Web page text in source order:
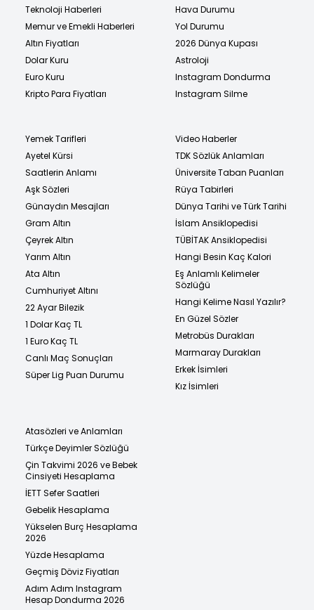
Teknoloji Haberleri
Memur ve Emekli Haberleri
Altın Fiyatları
Dolar Kuru
Euro Kuru
Kripto Para Fiyatları
Hava Durumu
Yol Durumu
2026 Dünya Kupası
Astroloji
Instagram Dondurma
Instagram Silme
Yemek Tarifleri
Ayetel Kürsi
Saatlerin Anlamı
Aşk Sözleri
Günaydın Mesajları
Gram Altın
Çeyrek Altın
Yarım Altın
Ata Altın
Cumhuriyet Altını
22 Ayar Bilezik
1 Dolar Kaç TL
1 Euro Kaç TL
Canlı Maç Sonuçları
Süper Lig Puan Durumu
Video Haberler
TDK Sözlük Anlamları
Üniversite Taban Puanları
Rüya Tabirleri
Dünya Tarihi ve Türk Tarihi
İslam Ansiklopedisi
TÜBİTAK Ansiklopedisi
Hangi Besin Kaç Kalori
Eş Anlamlı Kelimeler
Sözlüğü
Hangi Kelime Nasıl Yazılır?
En Güzel Sözler
Metrobüs Durakları
Marmaray Durakları
Erkek İsimleri
Kız İsimleri
Atasözleri ve Anlamları
Türkçe Deyimler Sözlüğü
Çin Takvimi 2026 ve Bebek
Cinsiyeti Hesaplama
İETT Sefer Saatleri
Gebelik Hesaplama
Yükselen Burç Hesaplama
2026
Yüzde Hesaplama
Geçmiş Döviz Fiyatları
Adım Adım Instagram
Hesap Dondurma 2026